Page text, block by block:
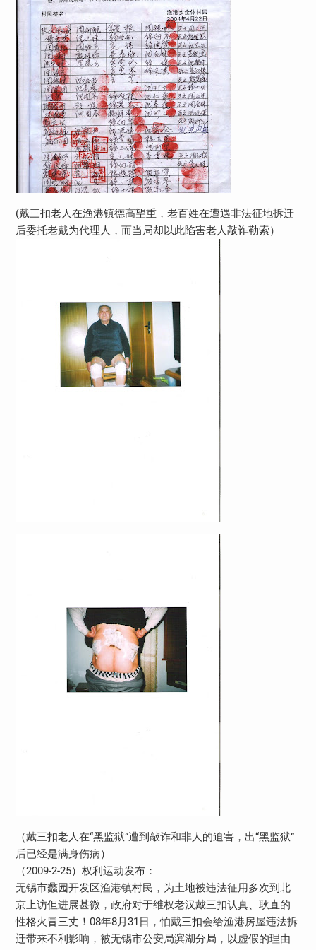
(戴三扣老人在渔港镇德高望重，老百姓在遭遇非法征地拆迁
后委托老戴为代理人，而当局却以此陷害老人敲诈勒索）
（戴三扣老人在“黑监狱”遭到敲诈和非人的迫害，出“黑监狱”
后已经是满身伤病）
（2009-2-25）权利运动发布：
无锡市蠡园开发区渔港镇村民，为土地被违法征用多次到北
京上访但进展甚微，政府对于维权老汉戴三扣认真、耿直的
性格火冒三丈！08年8月31日，怕戴三扣会给渔港房屋违法拆
迁带来不利影响，被无锡市公安局滨湖分局，以虚假的理由